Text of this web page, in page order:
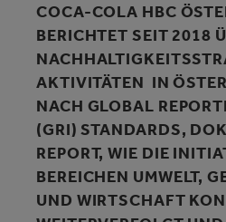
COCA-COLA HBC
BERICHTET SEIT 2018
AKTIVITÄTEN IN
NACH GLOBAL
(GRI) STANDARDS,
REPORT, WIE DIE
BEREICHEN UMWELT,
UND WIRTSCHAFT